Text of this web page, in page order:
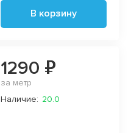
В корзину
1290 ₽
за метр
Наличие: 20.0